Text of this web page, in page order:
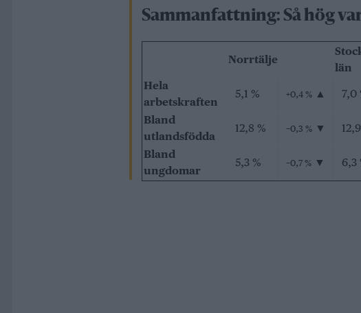
Sammanfattning: Så hög
Norrtälje
län
Hela
arbetskraften
5,1 % +0,4 % ▲ 7,0
Bland
utlandsfödda
12,8 % −0,3 % ▼
Bland
ungdomar
5,3 % −0,7 % ▼ 6,3